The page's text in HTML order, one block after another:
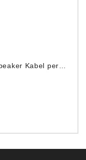
Equator 2.0 Speaker Kabel per meter